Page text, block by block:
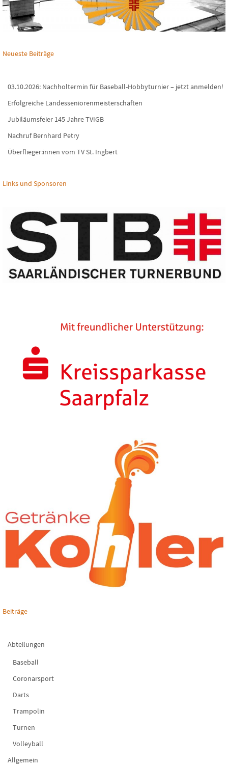
Neueste Beiträge
03.10.2026: Nachholtermin für Baseball-Hobbyturnier – jetzt anmelden!
Erfolgreiche Landesseniorenmeisterschaften
Jubiläumsfeier 145 Jahre TVIGB
Nachruf Bernhard Petry
Überflieger:innen vom TV St. Ingbert
Links und Sponsoren
Beiträge
Abteilungen
Baseball
Coronarsport
Darts
Trampolin
Turnen
Volleyball
Allgemein